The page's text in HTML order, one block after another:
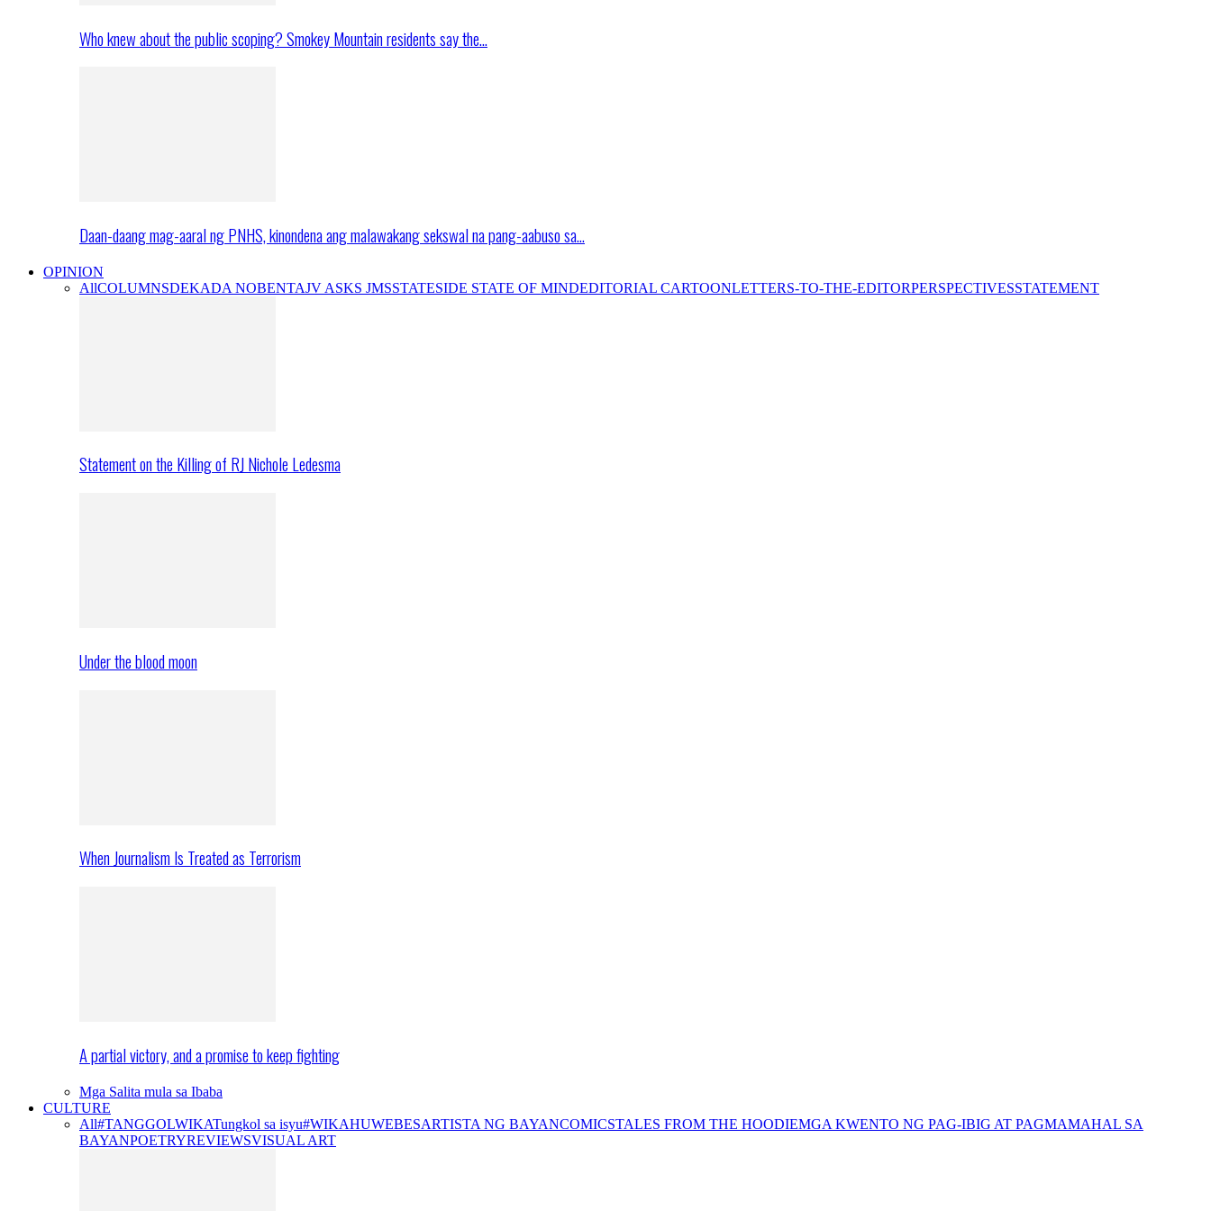
Who knew about the public scoping? Smokey Mountain residents say the…
Daan-daang mag-aaral ng PNHS, kinondena ang malawakang sekswal na pang-aabuso sa…
OPINION
AllCOLUMNSDEKADA NOBENTAJV ASKS JMSSTATESIDE STATE OF MINDEDITORIAL CARTOONLETTERS-TO-THE-EDITORPERSPECTIVESSTATEMENT
Statement on the Killing of RJ Nichole Ledesma
Under the blood moon
When Journalism Is Treated as Terrorism
A partial victory, and a promise to keep fighting
Mga Salita mula sa Ibaba
CULTURE
All#TANGGOLWIKATungkol sa isyu#WIKAHUWEBESARTISTA NG BAYANCOMICSTALES FROM THE HOODIEMGA KWENTO NG PAG-IBIG AT PAGMAMAHAL SA
BAYANPOETRYREVIEWSVISUAL ART